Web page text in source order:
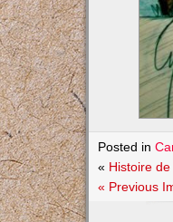
Posted in
« Histoire
« Previous